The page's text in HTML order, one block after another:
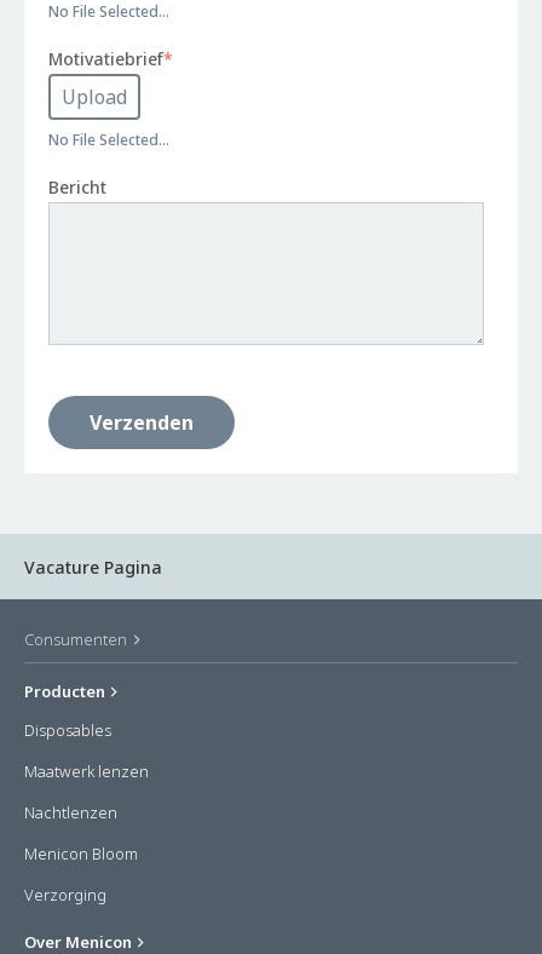
No File Selected...
Motivatiebrief*
No File Selected...
Bericht
Vacature Pagina
Consumenten
Producten
Disposables
Maatwerk lenzen
Nachtlenzen
Menicon Bloom
Verzorging
Over Menicon